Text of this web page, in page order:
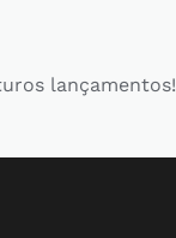
lançamentos!